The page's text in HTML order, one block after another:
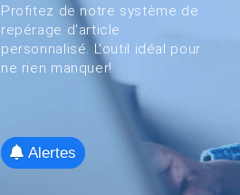
Profitez de notre système de
repérage d'article
personnalisé. L'outil idéal pour
ne rien manquer!
Alertes